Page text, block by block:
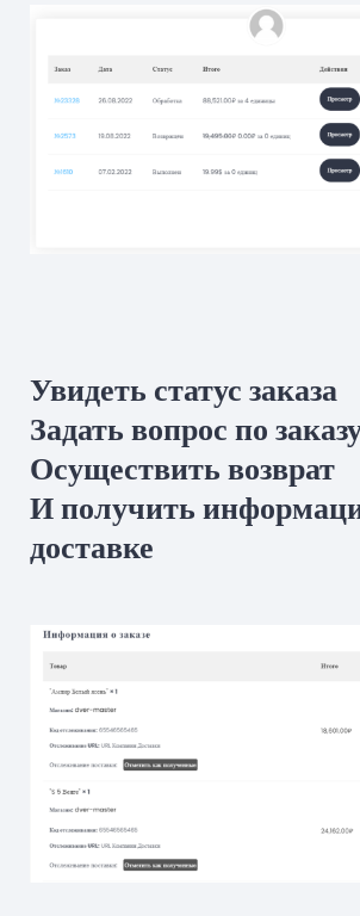
Увидеть статус заказа
Задать вопрос по
Осуществить возврат
И получить
доставке